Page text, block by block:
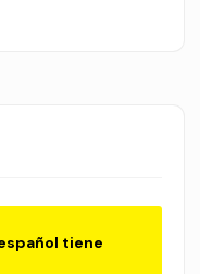
tiene